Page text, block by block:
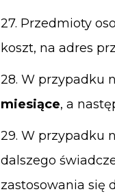
27. Przedmioty
koszt, na adres
28. W przypadku
miesiące, a
29. W przypadku
dalszego
zastosowania się